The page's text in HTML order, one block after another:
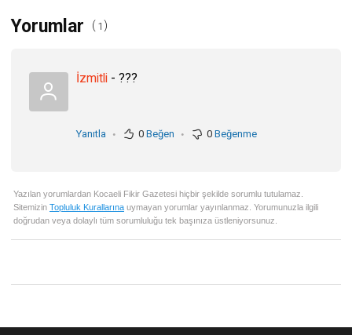
Yorumlar ( 1 )
İzmitli - ???
Yanıtla . 0 Beğen . 0 Beğenme
Yazılan yorumlardan Kocaeli Fikir Gazetesi hiçbir şekilde sorumlu tutulamaz.
Sitemizin Topluluk Kurallarına uymayan yorumlar yayınlanmaz. Yorumunuzla ilgili
doğrudan veya dolaylı tüm sorumluluğu tek başınıza üstleniyorsunuz.